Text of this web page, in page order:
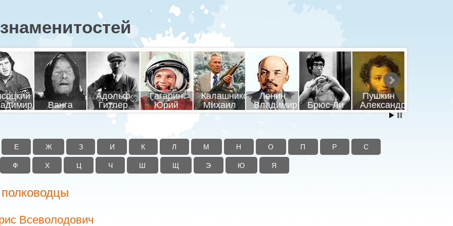
Ванга
Адольф
Гитлер
Гагарин
Юрий
Калашников
Михаил
Ленин
Владимир
Брюс Ли
Пушкин
Александр
Е Ж З И К Л М Н О П Р С
Ф Х Ц Ч Ш Щ Э Ю Я
Всеволодович